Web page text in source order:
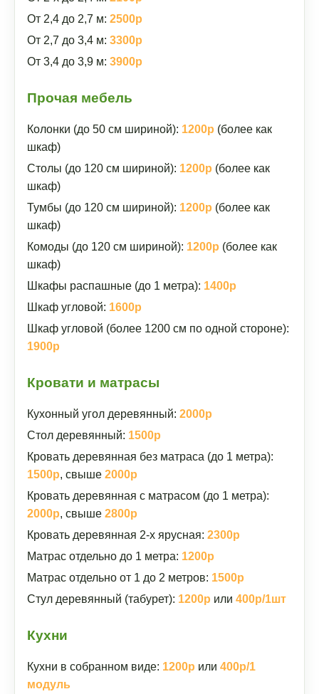
От 2,4 до 2,7 м: 2500р
От 2,7 до 3,4 м: 3300р
От 3,4 до 3,9 м: 3900р
Прочая мебель
Колонки (до 50 см шириной): 1200р (более как
шкаф)
Столы (до 120 см шириной): 1200р (более как
шкаф)
Тумбы (до 120 см шириной): 1200р (более как
шкаф)
Комоды (до 120 см шириной): 1200р (более как
шкаф)
Шкафы распашные (до 1 метра): 1400р
Шкаф угловой: 1600р
Шкаф угловой (более 1200 см по одной стороне):
1900р
Кровати и матрасы
Кухонный угол деревянный: 2000р
Стол деревянный: 1500р
Кровать деревянная без матраса (до 1 метра):
1500р, свыше 2000р
Кровать деревянная с матрасом (до 1 метра):
2000р, свыше 2800р
Кровать деревянная 2-х ярусная: 2300р
Матрас отдельно до 1 метра: 1200р
Матрас отдельно от 1 до 2 метров: 1500р
Стул деревянный (табурет): 1200р или 400р/1шт
Кухни
Кухни в собранном виде: 1200р или 400р/1
модуль